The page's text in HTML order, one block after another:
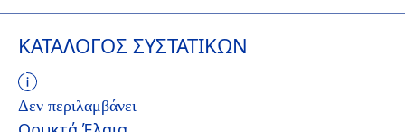
ΚΑΤΆΛΟΓΟΣ ΣΥΣΤΑΤΙΚΏΝ
Δεν περιλαμβάνει